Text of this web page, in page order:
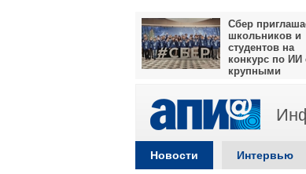
Сбер
школьников и
студентов на
конкурс по ИИ
крупными
Новости Интервью